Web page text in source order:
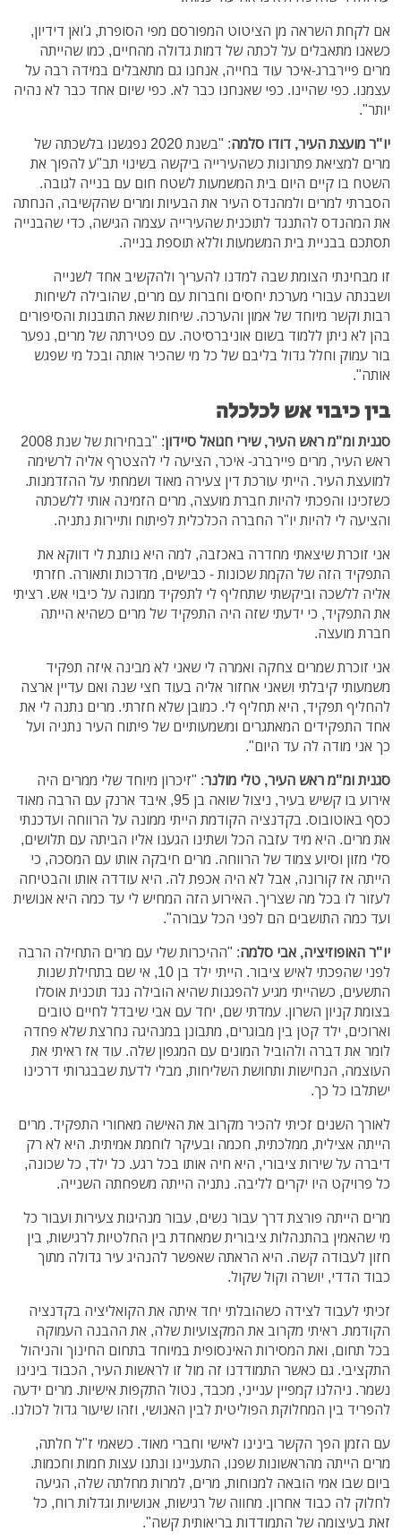
אם לקחת השראה מן הציטוט המפורסם מפי הסופרת, ג'ואן דידיון,
כשאנו מתאבלים על לכתה של דמות גדולה מהחיים, כמו שהייתה
מרים פיירברג-איכר עוד בחייה, אנחנו גם מתאבלים במידה רבה על
עצמנו. כפי שהיינו. כפי שאנחנו כבר לא. כפי שיום אחד כבר לא נהיה
יותר".
יו"ר מועצת העיר, דודו סלמה
: "בשנת 2020 נפגשנו בלשכתה של
מרים למציאת פתרונות כשהעירייה ביקשה בשינוי תב"ע להפוך את
השטח בו קיים היום בית המשמעות לשטח חום עם בנייה לגובה.
הסברתי למרים ולמהנדס העיר את הבעיות ומרים שהקשיבה, הנחתה
את המהנדס להתנגד לתוכנית שהעירייה עצמה הגישה, כדי שהבנייה
תסתכם בבניית בית המשמעות וללא תוספת בנייה.
זו מבחינתי הצומת שבה למדנו להעריך ולהקשיב אחד לשנייה
ושבנתה עבורי מערכת יחסים וחברות עם מרים, שהובילה לשיחות
רבות וקשר מיוחד של אמון והערכה. שיחות שאת התובנות והסיפורים
בהן לא ניתן ללמוד בשום אוניברסיטה. עם פטירתה של מרים, נפער
בור עמוק וחלל גדול בליבם של כל מי שהכיר אותה ובכל מי שפגש
אותה".
בין כיבוי אש לכלכלה
סגנית ומ"מ ראש העיר, שירי חגואל סיידון
: "בבחירות של שנת 2008
ראש העיר, מרים פיירברג- איכר, הציעה לי להצטרף אליה לרשימה
למועצת העיר. הייתי עורכת דין צעירה מאוד ושמחתי על ההזדמנות.
כשזכינו והפכתי להיות חברת מועצה, מרים הזמינה אותי ללשכתה
והציעה לי להיות יו"ר החברה הכלכלית לפיתוח ותיירות נתניה.
אני זוכרת שיצאתי מחדרה באכזבה, למה היא נותנת לי דווקא את
התפקיד הזה של הקמת שכונות - כבישים, מדרכות ותאורה. חזרתי
אליה ללשכה וביקשתי שתחליף לי לתפקיד ממונה על כיבוי אש. רציתי
את התפקיד, כי ידעתי שזה היה התפקיד של מרים כשהיא הייתה
חברת מועצה.
אני זוכרת שמרים צחקה ואמרה לי שאני לא מבינה איזה תפקיד
משמעותי קיבלתי ושאני אחזור אליה בעוד חצי שנה ואם עדיין ארצה
להחליף תפקיד, היא תחליף לי. כמובן שלא חזרתי. מרים נתנה לי את
אחד התפקידים המאתגרים ומשמעותיים של פיתוח העיר נתניה ועל
כך אני מודה לה עד היום".
סגנית ומ"מ ראש העיר, טלי מולנר: "זיכרון מיוחד שלי ממרים היה
אירוע בו קשיש בעיר, ניצול שואה בן 95, איבד ארנק עם הרבה מאוד
כסף באוטובוס. בקדנציה הקודמת הייתי ממונה על הרווחה ועדכנתי
את מרים. היא מיד עזבה הכל ושתינו הגענו אליו הביתה עם תלושים,
סלי מזון וסיוע צמוד של הרווחה. מרים חיבקה אותו עם המסכה, כי
הייתה אז קורונה, אבל לא היה אכפת לה. היא עודדה אותו והבטיחה
לעזור לו בכל מה שצריך. האירוע הזה המחיש לי עד כמה היא אנושית
ועד כמה התושבים הם לפני הכל עבורה".
יו"ר האופוזיציה, אבי סלמה: "ההיכרות שלי עם מרים התחילה הרבה
לפני שהפכתי לאיש ציבור. הייתי ילד בן 10, אי שם בתחילת שנות
התשעים, כשהייתי מגיע להפגנות שהיא הובילה נגד תוכנית אוסלו
בצומת קניון השרון. עמדתי שם, יחד עם אבי שיבדל לחיים טובים
וארוכים, ילד קטן בין מבוגרים, מתבונן במנהיגה נחרצת שלא פחדה
לומר את דברה ולהוביל המונים עם המגפון שלה. עוד אז ראיתי את
העוצמה, הנחישות ותחושת השליחות, מבלי לדעת שבבגרותי דרכינו
ישתלבו כל כך.
לאורך השנים זכיתי להכיר מקרוב את האישה מאחורי התפקיד. מרים
הייתה אצילית, ממלכתית, חכמה ובעיקר לוחמת אמיתית. היא לא רק
דיברה על שירות ציבורי, היא חיה אותו בכל רגע. כל ילד, כל שכונה,
כל פרויקט היו יקרים לליבה. נתניה הייתה משפחתה השנייה.
מרים הייתה פורצת דרך עבור נשים, עבור מנהיגות צעירות ועבור כל
מי שהאמין בהתנהלות ציבורית שמאחדת בין החלטיות לרגישות, בין
חזון לעבודה קשה. היא הראתה שאפשר להנהיג עיר גדולה מתוך
כבוד הדדי, יושרה וקול שקול.
זכיתי לעבוד לצידה כשהובלתי יחד איתה את הקואליציה בקדנציה
הקודמת. ראיתי מקרוב את המקצועיות שלה, את ההבנה העמוקה
בכל תחום, ואת המסירות האינסופית במיוחד בתחום החינוך והניהול
התקציבי. גם כאשר התמודדנו זה מול זו לראשות העיר, הכבוד בינינו
נשמר. ניהלנו קמפיין ענייני, מכבד, נטול התקפות אישיות. מרים ידעה
להפריד בין המחלוקת הפוליטית לבין האנושי, וזהו שיעור גדול לכולנו.
עם הזמן הפך הקשר בינינו לאישי וחברי מאוד. כשאמי ז"ל חלתה,
מרים הייתה מהראשונות שפנו, התעניינו ונתנו עצות חמות וחכמות.
ביום שבו אמי הובאה למנוחות, מרים, למרות מחלתה שלה, הגיעה
לחלוק לה כבוד אחרון. מחווה של רגישות, אנושיות וגדלות רוח, כל
זאת בעיצומה של התמודדות בריאותית קשה".